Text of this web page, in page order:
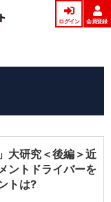
ログイン 会員登録
大研究＜後編＞近
ントドライバーを
トは?